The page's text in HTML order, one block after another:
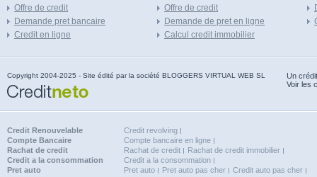
Offre de credit
Demande pret bancaire
Credit en ligne
Offre de credit
Demande de pret en ligne
Calcul credit immobilier
Copyright 2004-2025 - Site édité par la société BLOGGERS VIRTUAL WEB SL
Un
Voir les
Credit Renouvelable
Credit revolving
Compte Bancaire
Compte bancaire en ligne
Rachat de credit
Rachat de credit
Rachat de credit immobilier
Credit a la consommation
Credit a la consommation
Pret auto
Pret auto Pret auto pas cher
Credit auto pas cher